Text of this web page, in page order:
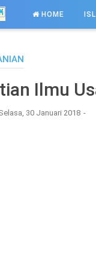
HOME
Ilmu
30 Januari 2018